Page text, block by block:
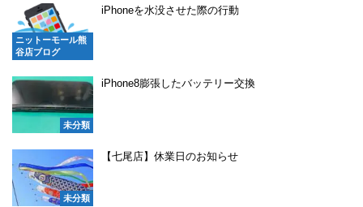
ニットーモール熊
谷店ブログ
iPhoneを水没させた際の行動
未分類
iPhone8膨張したバッテリー交換
未分類
【七尾店】休業日のお知らせ